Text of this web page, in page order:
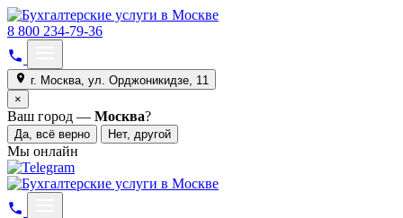
8 800 234-79-36
г. Москва, ул. Орджоникидзе, 11
×
Ваш город — Москва?
Да, всё верно Нет, другой
Мы онлайн